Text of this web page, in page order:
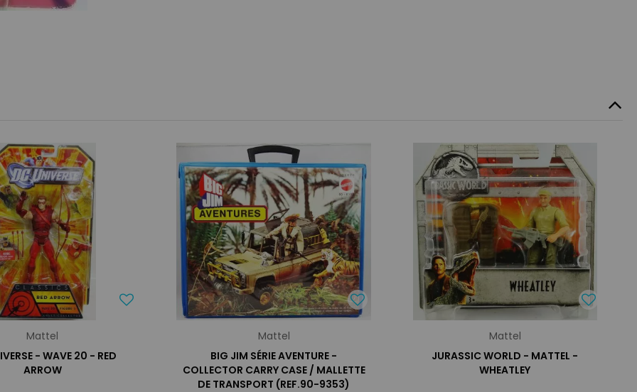
Mattel
- WAVE 20 - RED
ARROW
Mattel
BIG JIM SÉRIE AVENTURE -
COLLECTOR CARRY CASE / MALLETTE
DE TRANSPORT (REF.90-9353)
Mattel
JURASSIC WORLD - MATTEL -
WHEATLEY